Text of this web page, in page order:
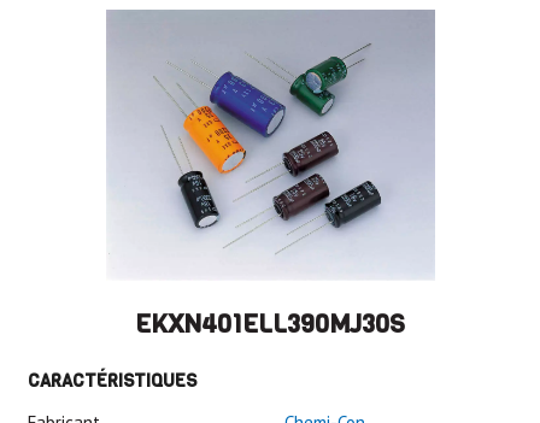
EKXN401ELL390MJ30S
CARACTÉRISTIQUES